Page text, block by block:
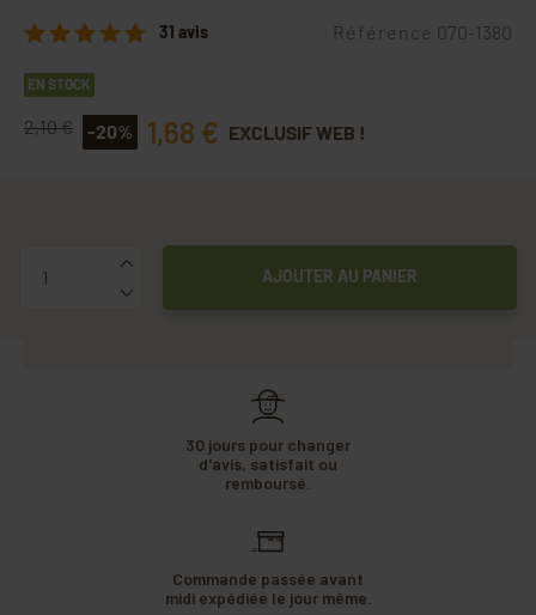
31 avis Référence 070-1380
EN STOCK
2,10 € -20% 1,68 € EXCLUSIF WEB !
AJOUTER AU PANIER
30 jours pour changer
d'avis, satisfait ou
remboursé.
Commande passée avant
midi expédiée le jour même.